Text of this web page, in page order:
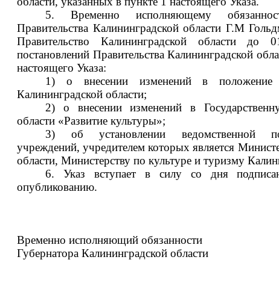
5. Временно исполняющему
Правительства Калининградской области Г.М
Правительство Калининградской области
постановлений Правительства Калининградской
настоящего Указа:
1) о внесении изменений в
Калининградской области;
2) о внесении изменений в
области «Развитие культуры»;
3) об установлении ведомственной
учреждений, учредителем которых является
области, Министерству по культуре и туризму
6. Указ вступает в силу со дня
опубликованию.
Временно исполняющий обязанности
Губернатора Калининградской области